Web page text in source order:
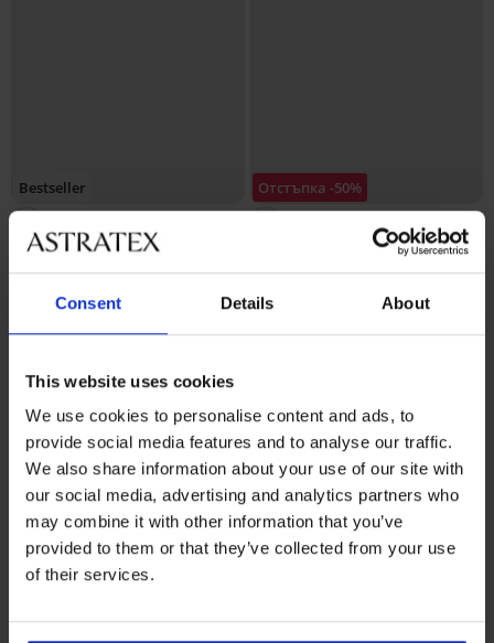
Consent Details About
This website uses cookies
We use cookies to personalise content and ads, to
provide social media features and to analyse our traffic.
We also share information about your use of our site with
our social media, advertising and analytics partners who
may combine it with other information that you’ve
provided to them or that they’ve collected from your use
of their services.
Bestseller Отстъпка -50%
4,5
Сутиен Soft Lace II подплатен
без банели
18,50 €
36,99 €